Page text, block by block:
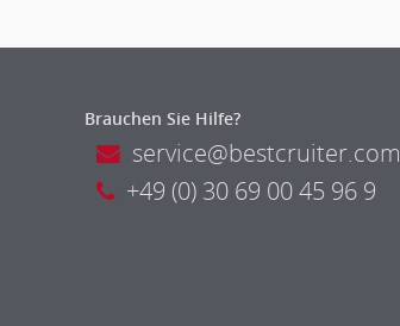
Brauchen Sie Hilfe?
service@bestcruiter.com
+49 (0) 30 69 00 45 96 9